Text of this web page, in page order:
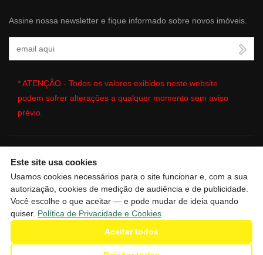
Assine nossa newsletter e fique informado sobre novos imóveis.
* ATENÇÃO - Todos os valores exibidos neste website
podem sofrer alterações a qualquer momento sem aviso
prévio.
🔒| Copyright © 2026 - Website gerado por
de Gestão Imobiliária |Política de Privacidade e Cookies|
Preferências de cookies|Meus dados
Este site usa cookies
Usamos cookies necessários para o site funcionar e, com a sua
autorização, cookies de medição de audiência e de publicidade.
Você escolhe o que aceitar — e pode mudar de ideia quando
quiser. Política de Privacidade e Cookies
Aceitar todos